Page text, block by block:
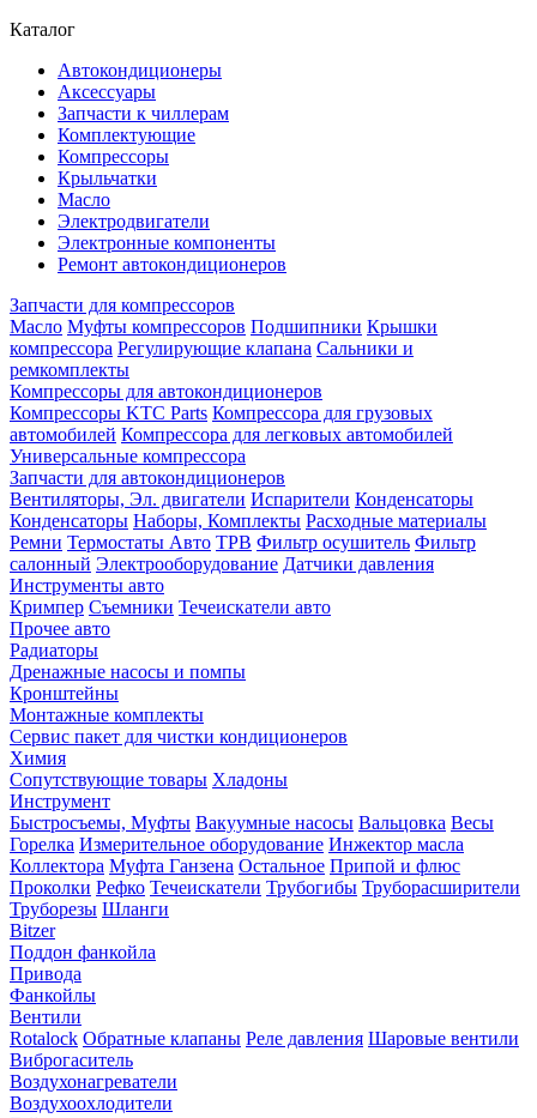
Каталог
Автокондиционеры
Аксессуары
Запчасти к чиллерам
Комплектующие
Компрессоры
Крыльчатки
Масло
Электродвигатели
Электронные компоненты
Ремонт автокондиционеров
Запчасти для компрессоров
Масло Муфты компрессоров Подшипники Крышки
компрессора Регулирующие клапана Сальники и
ремкомплекты
Компрессоры для автокондиционеров
Компрессоры KTC Parts Компрессора для грузовых
автомобилей Компрессора для легковых автомобилей
Универсальные компрессора
Запчасти для автокондиционеров
Вентиляторы, Эл. двигатели Испарители Конденсаторы
Конденсаторы Наборы, Комплекты Расходные материалы
Ремни Термостаты Авто ТРВ Фильтр осушитель Фильтр
салонный Электрооборудование Датчики давления
Инструменты авто
Кримпер Съемники Течеискатели авто
Прочее авто
Радиаторы
Дренажные насосы и помпы
Кронштейны
Монтажные комплекты
Сервис пакет для чистки кондиционеров
Химия
Сопутствующие товары Хладоны
Инструмент
Быстросъемы, Муфты Вакуумные насосы Вальцовка Весы
Горелка Измерительное оборудование Инжектор масла
Коллектора Муфта Ганзена Остальное Припой и флюс
Проколки Рефко Течеискатели Трубогибы Труборасширители
Труборезы Шланги
Bitzer
Поддон фанкойла
Привода
Фанкойлы
Вентили
Rotalock Обратные клапаны Реле давления Шаровые вентили
Виброгаситель
Воздухонагреватели
Воздухоохлодители